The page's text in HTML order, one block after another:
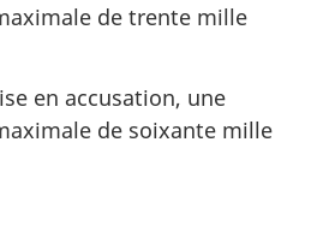
de trente mille
en accusation, une
de soixante mille